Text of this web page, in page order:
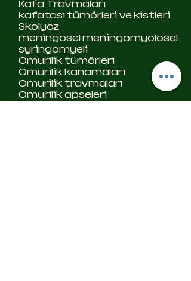
Kafa Travmaları
kafatası tümörleri ve kistleri
Skolyoz
meningosel meningomyolosel
syringomyeli
Omurilik tümörleri
Omurilik kanamaları
Omurilik travmaları
Omurilik apseleri